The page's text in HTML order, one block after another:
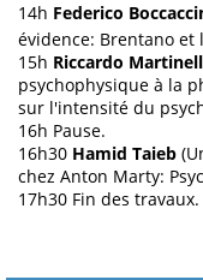
14h Federico
évidence: Brentano et
15h Riccardo
psychophysique à la
sur l'intensité du
16h Pause.
16h30 Hamid Taieb
chez Anton Marty:
17h30 Fin des travaux.